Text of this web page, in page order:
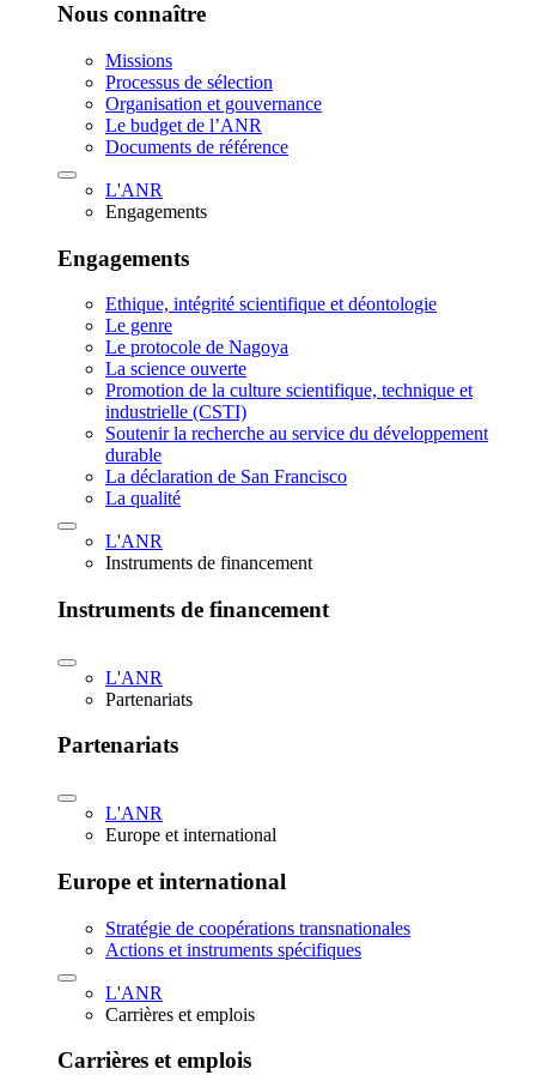
Nous connaître
Missions
Processus de sélection
Organisation et gouvernance
Le budget de l’ANR
Documents de référence
L'ANR
Engagements
Engagements
Ethique, intégrité scientifique et déontologie
Le genre
Le protocole de Nagoya
La science ouverte
Promotion de la culture scientifique, technique et
industrielle (CSTI)
Soutenir la recherche au service du développement
durable
La déclaration de San Francisco
La qualité
L'ANR
Instruments de financement
Instruments de financement
L'ANR
Partenariats
Partenariats
L'ANR
Europe et international
Europe et international
Stratégie de coopérations transnationales
Actions et instruments spécifiques
L'ANR
Carrières et emplois
Carrières et emplois